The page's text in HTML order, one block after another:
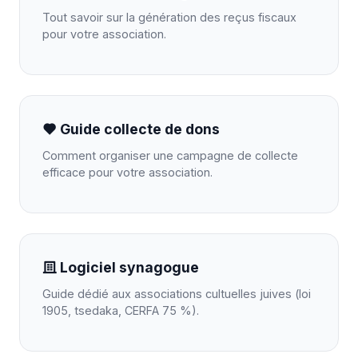
Tout savoir sur la génération des reçus fiscaux
pour votre association.
Guide collecte de dons
Comment organiser une campagne de collecte
efficace pour votre association.
Logiciel synagogue
Guide dédié aux associations cultuelles juives (loi
1905, tsedaka, CERFA 75 %).